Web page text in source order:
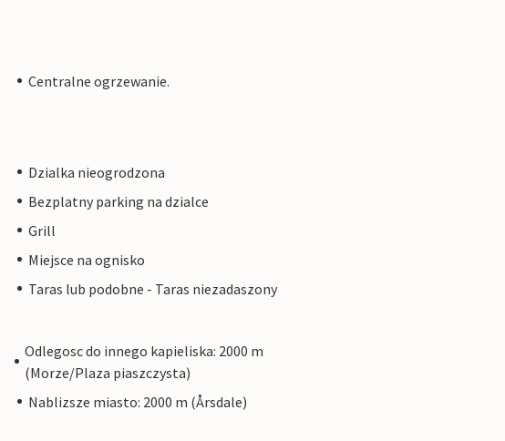
Centralne ogrzewanie.
Dzialka nieogrodzona
Bezplatny parking na dzialce
Grill
Miejsce na ognisko
Taras lub podobne - Taras niezadaszony
Odlegosc do innego kapieliska: 2000 m
(Morze/Plaza piaszczysta)
Nablizsze miasto: 2000 m (Årsdale)